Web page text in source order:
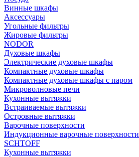
Винные шкафы
Аксессуары
Угольные фильтры
Жировые фильтры
NODOR
Духовые шкафы
Электрические духовые шкафы
Компактные духовые шкафы
Компактные духовые шкафы с паром
Микроволновые печи
Кухонные вытяжки
Встраиваемые вытяжки
Островные вытяжки
Варочные поверхности
Индукционные варочные поверхности
SCHTOFF
Кухонные вытяжки